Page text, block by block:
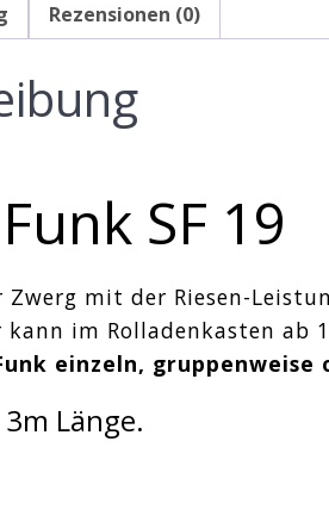
Rezensionen (0)
SF 19
Zwerg mit der Riesen-
kann im Rolladenkasten ab
einzeln, gruppenweise
Länge.